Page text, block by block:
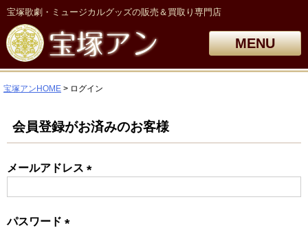
宝塚歌劇・ミュージカルグッズの販売＆買取り専門店
MENU
宝塚アンHOME ログイン
会員登録がお済みのお客様
メールアドレス
パスワード